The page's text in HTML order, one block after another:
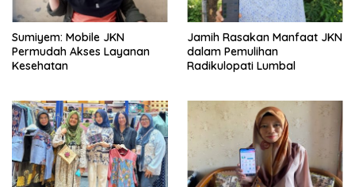
Sumiyem: Mobile JKN
Permudah Akses Layanan
Kesehatan
Jamih Rasakan Manfaat JKN
dalam Pemulihan
Radikulopati Lumbal